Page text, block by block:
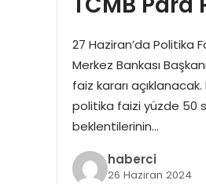
27 Haziran’da Politika
Merkez Bankası
faiz kararı
politika faizi yüzde 50
beklentilerinin…
haberci
26 Haziran 2024